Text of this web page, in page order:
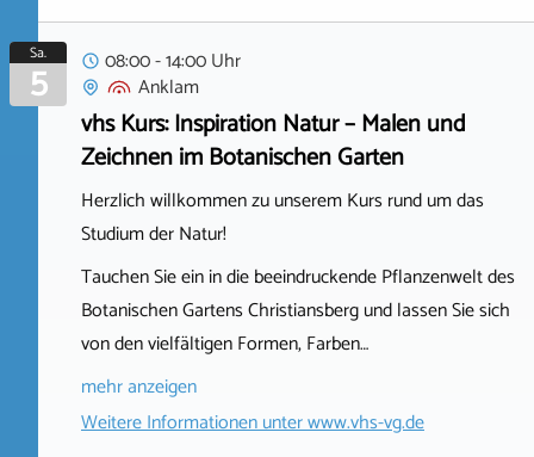
Sa.
5
08:00 - 14:00 Uhr
Anklam
vhs Kurs: Inspiration Natur – Malen und
Zeichnen im Botanischen Garten
Herzlich willkommen zu unserem Kurs rund um das
Studium der Natur!
Tauchen Sie ein in die beeindruckende Pflanzenwelt des
Botanischen Gartens Christiansberg und lassen Sie sich
von den vielfältigen Formen, Farben…
mehr anzeigen
Weitere Informationen unterwww.vhs-vg.de